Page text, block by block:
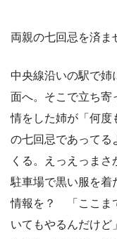
両親の七回忌を済ま
中央線沿いの駅で姉
面へ。そこで立ち寄
情をした姉が「何度
の七回忌であって
くる。えっえっま
駐車場で黒い服を着
情報を？ 「ここま
いてもやるんだけど